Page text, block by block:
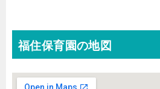
福住保育園の地図